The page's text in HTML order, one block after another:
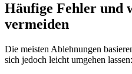
Häufige Fehler und
vermeiden
Die meisten Ablehnungen
sich jedoch leicht umgehen lassen: